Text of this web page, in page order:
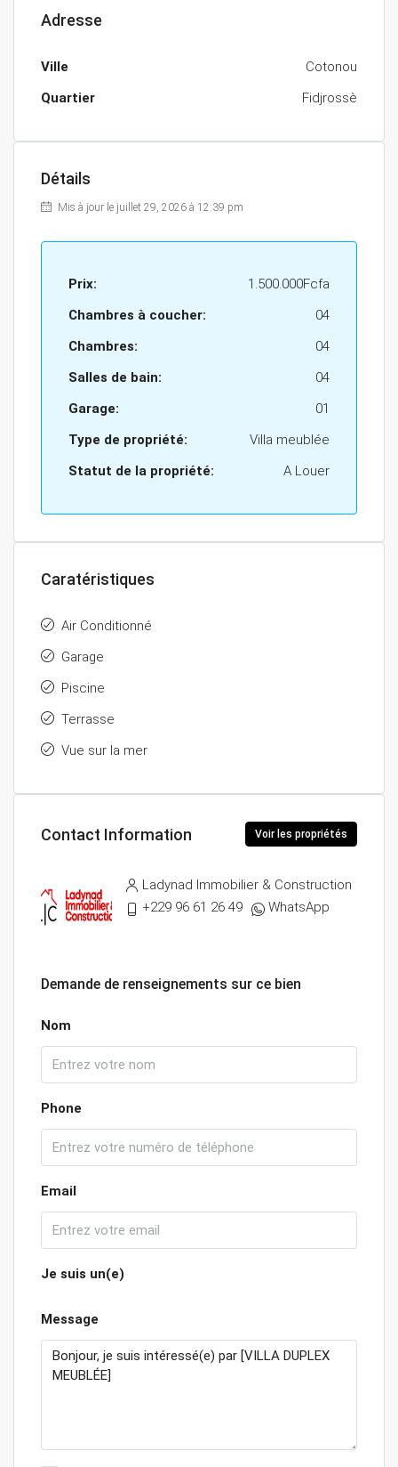
Adresse
Ville
Cotonou
Quartier
Fidjrossè
Détails
Mis à jour le juillet 29, 2026 à 12:39 pm
Prix:
1.500.000Fcfa
Chambres à coucher:
04
Chambres:
04
Salles de bain:
04
Garage:
01
Type de propriété:
Villa meublée
Statut de la propriété:
A Louer
Caratéristiques
Air Conditionné
Garage
Piscine
Terrasse
Vue sur la mer
Contact Information Voir les propriétés
Ladynad Immobilier & Construction
+229 96 61 26 49
WhatsApp
Demande de renseignements sur ce bien
Nom
Phone
Email
Je suis un(e)
Message